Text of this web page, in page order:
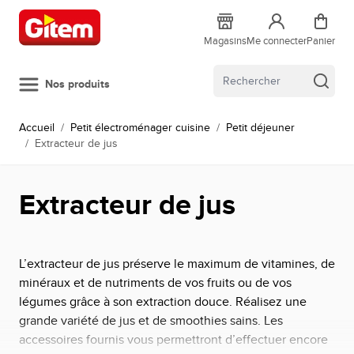
Allez au contenu
MagasinsMe connecterPanier
Nos produits
Accueil / Petit électroménager cuisine / Petit déjeuner
/ Extracteur de jus
Extracteur de jus
L’extracteur de jus préserve le maximum de vitamines, de
minéraux et de nutriments de vos fruits ou de vos
légumes grâce à son extraction douce. Réalisez une
grande variété de jus et de smoothies sains. Les
accessoires fournis vous permettront d’effectuer encore